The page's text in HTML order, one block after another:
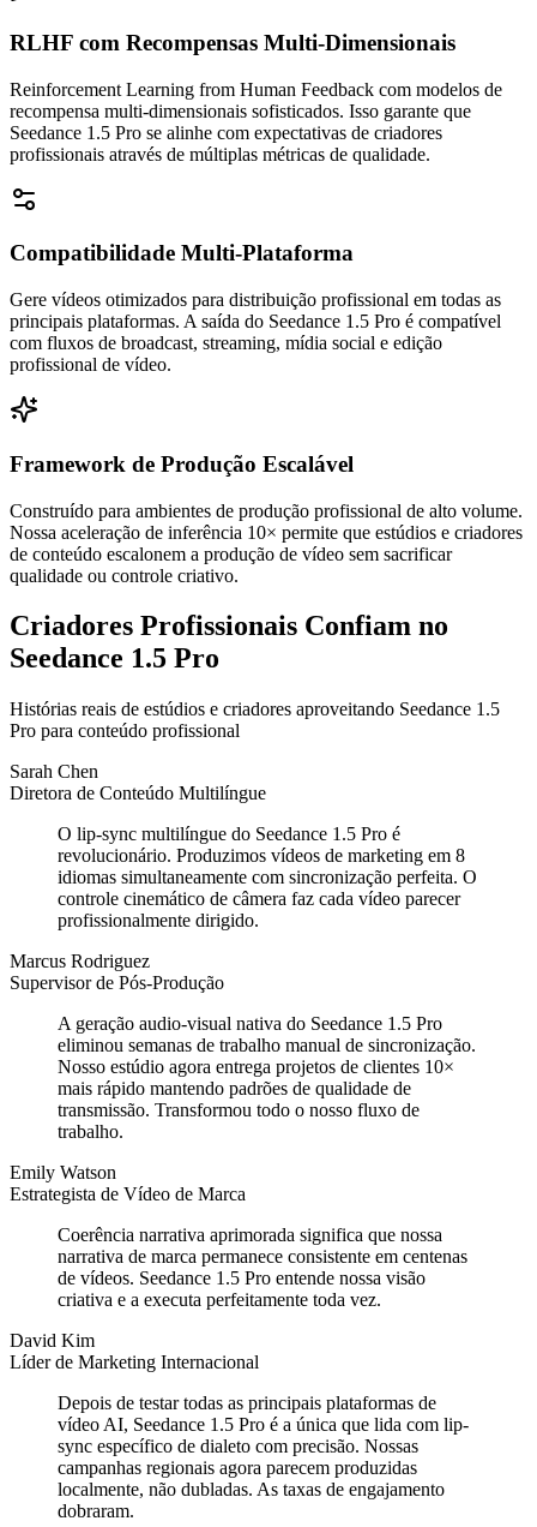
RLHF com Recompensas Multi-Dimensionais
Reinforcement Learning from Human Feedback com modelos de
recompensa multi-dimensionais sofisticados. Isso garante que
Seedance 1.5 Pro se alinhe com expectativas de criadores
profissionais através de múltiplas métricas de qualidade.
Compatibilidade Multi-Plataforma
Gere vídeos otimizados para distribuição profissional em todas as
principais plataformas. A saída do Seedance 1.5 Pro é compatível
com fluxos de broadcast, streaming, mídia social e edição
profissional de vídeo.
Framework de Produção Escalável
Construído para ambientes de produção profissional de alto volume.
Nossa aceleração de inferência 10× permite que estúdios e criadores
de conteúdo escalonem a produção de vídeo sem sacrificar
qualidade ou controle criativo.
Criadores Profissionais Confiam no
Seedance 1.5 Pro
Histórias reais de estúdios e criadores aproveitando Seedance 1.5
Pro para conteúdo profissional
Sarah Chen
Diretora de Conteúdo Multilíngue
O lip-sync multilíngue do Seedance 1.5 Pro é
revolucionário. Produzimos vídeos de marketing em 8
idiomas simultaneamente com sincronização perfeita. O
controle cinemático de câmera faz cada vídeo parecer
profissionalmente dirigido.
Marcus Rodriguez
Supervisor de Pós-Produção
A geração audio-visual nativa do Seedance 1.5 Pro
eliminou semanas de trabalho manual de sincronização.
Nosso estúdio agora entrega projetos de clientes 10×
mais rápido mantendo padrões de qualidade de
transmissão. Transformou todo o nosso fluxo de
trabalho.
Emily Watson
Estrategista de Vídeo de Marca
Coerência narrativa aprimorada significa que nossa
narrativa de marca permanece consistente em centenas
de vídeos. Seedance 1.5 Pro entende nossa visão
criativa e a executa perfeitamente toda vez.
David Kim
Líder de Marketing Internacional
Depois de testar todas as principais plataformas de
vídeo AI, Seedance 1.5 Pro é a única que lida com lip-
sync específico de dialeto com precisão. Nossas
campanhas regionais agora parecem produzidas
localmente, não dubladas. As taxas de engajamento
dobraram.